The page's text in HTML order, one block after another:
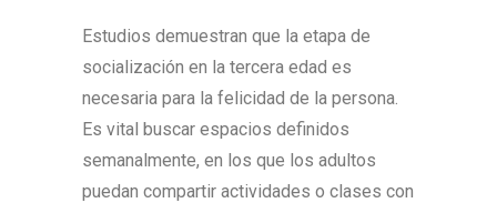
Estudios demuestran que la etapa de
socialización en la tercera edad es
necesaria para la felicidad de la persona.
Es vital buscar espacios definidos
semanalmente, en los que los adultos
puedan compartir actividades o clases con